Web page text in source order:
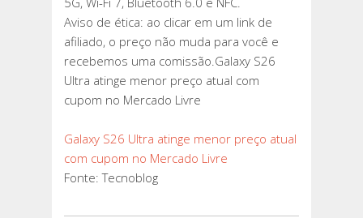
Aviso de ética: ao clicar em um link de
afiliado, o preço não muda para você e
recebemos uma comissão.Galaxy S26
Ultra atinge menor preço atual com
cupom no Mercado Livre
Galaxy S26 Ultra atinge menor preço atual
com cupom no Mercado Livre
Fonte: Tecnoblog